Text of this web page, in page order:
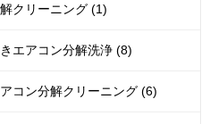
クリーニング (1)
エアコン分解洗浄 (8)
コン分解クリーニング (6)